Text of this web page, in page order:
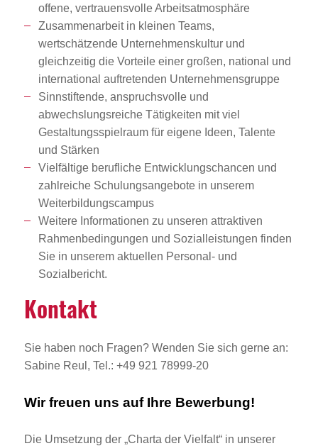
offene, vertrauensvolle Arbeitsatmosphäre
Zusammenarbeit in kleinen Teams,
wertschätzende Unternehmenskultur und
gleichzeitig die Vorteile einer großen, national und
international auftretenden Unternehmensgruppe
Sinnstiftende, anspruchsvolle und
abwechslungsreiche Tätigkeiten mit viel
Gestaltungsspielraum für eigene Ideen, Talente
und Stärken
Vielfältige berufliche Entwicklungschancen und
zahlreiche Schulungsangebote in unserem
Weiterbildungscampus
Weitere Informationen zu unseren attraktiven
Rahmenbedingungen und Sozialleistungen finden
Sie in unserem aktuellen Personal- und
Sozialbericht.
Kontakt
Sie haben noch Fragen? Wenden Sie sich gerne an:
Sabine Reul, Tel.: +49 921 78999-20
Wir freuen uns auf Ihre Bewerbung!
Die Umsetzung der „Charta der Vielfalt“ in unserer